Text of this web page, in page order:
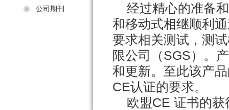
公司期刊
经过精心的准备和
和移动式相继顺利
要求相关测试，测
限公司（SGS）。
和更新。至此该产
CE认证的要求。
欧盟CE 证书的获